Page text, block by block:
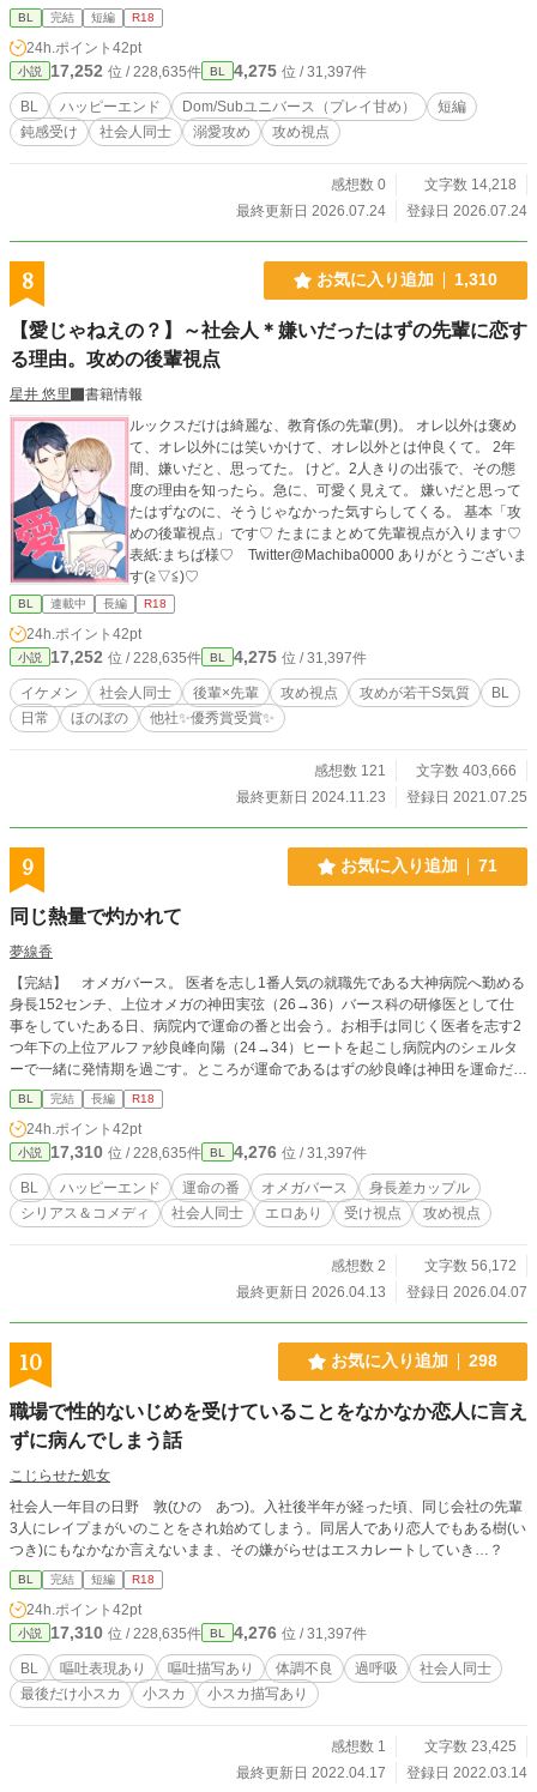
─。 ふんわり設定のDom/Subです。コマンドワードが日本語だったり自分の書
きやすいように書いているので、おおらかな心でいろいろ許せる方に楽しんでい
ただければ幸いです。ハピエンです。 こちらの作品は他サイト様にも投稿して
おります。
BL 完結 短編 R18
24h.ポイント 42pt
小説 17,252 位 / 228,635件 BL 4,275 位 / 31,397件
BL ハッピーエンド Dom/Subユニバース（プレイ甘め）
短編
鈍感受け
社会人同士 溺愛攻め 攻め視点
感想数 0
文字数 14,218
最終更新日 2026.07.24
登録日 2026.07.24
8 お気に入り追加 1,310
【愛じゃねえの？】～社会人＊嫌いだったはずの先輩に恋す
る理由。攻めの後輩視点
星井 悠里
書籍情報
ルックスだけは綺麗な、教育係の先輩(男)。 オレ以外は褒め
て、オレ以外には笑いかけて、オレ以外とは仲良くて。 2年
間、嫌いだと、思ってた。 けど。2人きりの出張で、その態
度の理由を知ったら。急に、可愛く見えて。 嫌いだと思って
たはずなのに、そうじゃなかった気すらしてくる。 基本「攻
めの後輩視点」です♡ たまにまとめて先輩視点が入ります♡
表紙:まちば様♡ Twitter@Machiba0000 ありがとうございま
す(≧▽≦)♡
BL 連載中 長編 R18
24h.ポイント 42pt
小説 17,252 位 / 228,635件 BL 4,275 位 / 31,397件
イケメン 社会人同士 後輩×先輩 攻め視点 攻めが若干S気質
BL
日常
ほのぼの 他社✨優秀賞受賞✨
感想数 121
文字数 403,666
最終更新日 2024.11.23
登録日 2021.07.25
9 お気に入り追加 71
同じ熱量で灼かれて
夢線香
【完結】 オメガバース。 医者を志し1番人気の就職先である大神病院へ勤める
身長152センチ、上位オメガの神田実弦（26→36）バース科の研修医として仕
事をしていたある日、病院内で運命の番と出会う。お相手は同じく医者を志す2
つ年下の上位アルファ紗良峰向陽（24→34）ヒートを起こし病院内のシェルタ
ーで一緒に発情期を過ごす。ところが運命であるはずの紗良峰は神田を運命だと
認識していない様子。そのくせこれからも発情期を一緒に過ごしてくれると言
う。戸惑いつつも1人前の医者になるまでは、まだ番わないほうが都合がいいの
で頷いた。そんな2人が番うまで。受け視点、攻め視点。えっちは最後。 「運命
の番に為る」の作品に登場した神田先生のお話になります。世界観が同じですが
そちらを読まなくても読めます。 読んでもらえると嬉しいです。 【警告・AI学
習及び無断転載禁止】本作品の文章、設定、ストーリーのあらゆる生成AI（Cha
tGPT、Claude、Gemini等）への読み込み、スクレイピング、学習利用、および
より公開されており、公開日時のタイムスタンプ（証拠）を保持しています。類
似するAI生成物や無断転載を確認した場合は、原典としての権利に基づき、運営
AI training. / Unauthorized reproduction and scraping of this work are strictly pro
hibited.
BL 完結 長編 R18
24h.ポイント 42pt
小説 17,310 位 / 228,635件 BL 4,276 位 / 31,397件
BL ハッピーエンド 運命の番 オメガバース
身長差カップル
シリアス＆コメディ
社会人同士 エロあり 受け視点 攻め視点
感想数 2
文字数 56,172
最終更新日 2026.04.13
登録日 2026.04.07
10 お気に入り追加 298
職場で性的ないじめを受けていることをなかなか恋人に言え
ずに病んでしまう話
こじらせた処女
社会人一年目の日野 敦(ひの あつ)。入社後半年が経った頃、同じ会社の先輩
3人にレイプまがいのことをされ始めてしまう。同居人であり恋人でもある樹(い
つき)にもなかなか言えないまま、その嫌がらせはエスカレートしていき…？
BL 完結 短編 R18
24h.ポイント 42pt
小説 17,310 位 / 228,635件 BL 4,276 位 / 31,397件
BL 嘔吐表現あり 嘔吐描写あり 体調不良 過呼吸
社会人同士
最後だけ小スカ
小スカ 小スカ描写あり
感想数 1
文字数 23,425
最終更新日 2022.04.17
登録日 2022.03.14